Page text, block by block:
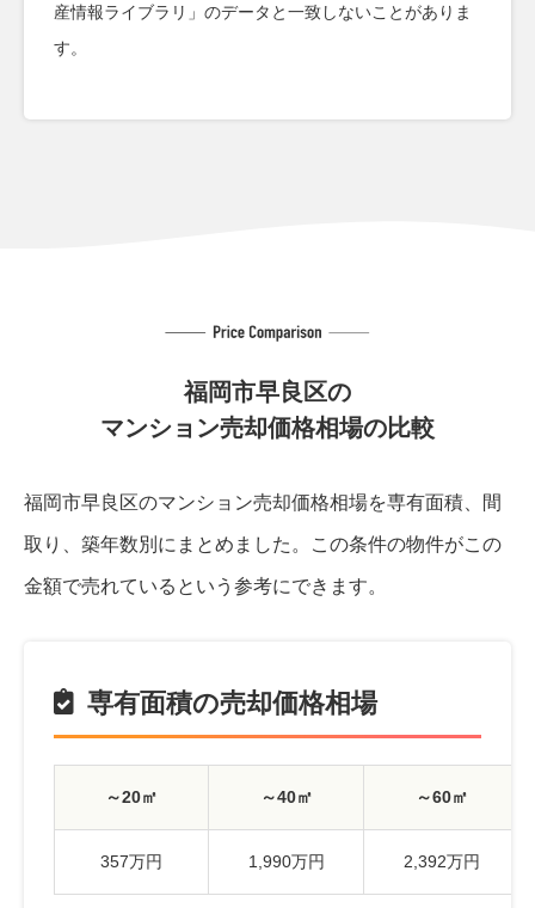
産情報ライブラリ」のデータと一致しないことがありま
す。
福岡市早良区の
マンション売却価格相場の比較
福岡市早良区のマンション売却価格相場を専有面積、間
取り、築年数別にまとめました。 この条件の物件がこの
金額で売れているという参考にできます。
専有面積の売却価格相場
～20㎡ ～40㎡ ～60㎡
357万円 1,990万円 2,392万円